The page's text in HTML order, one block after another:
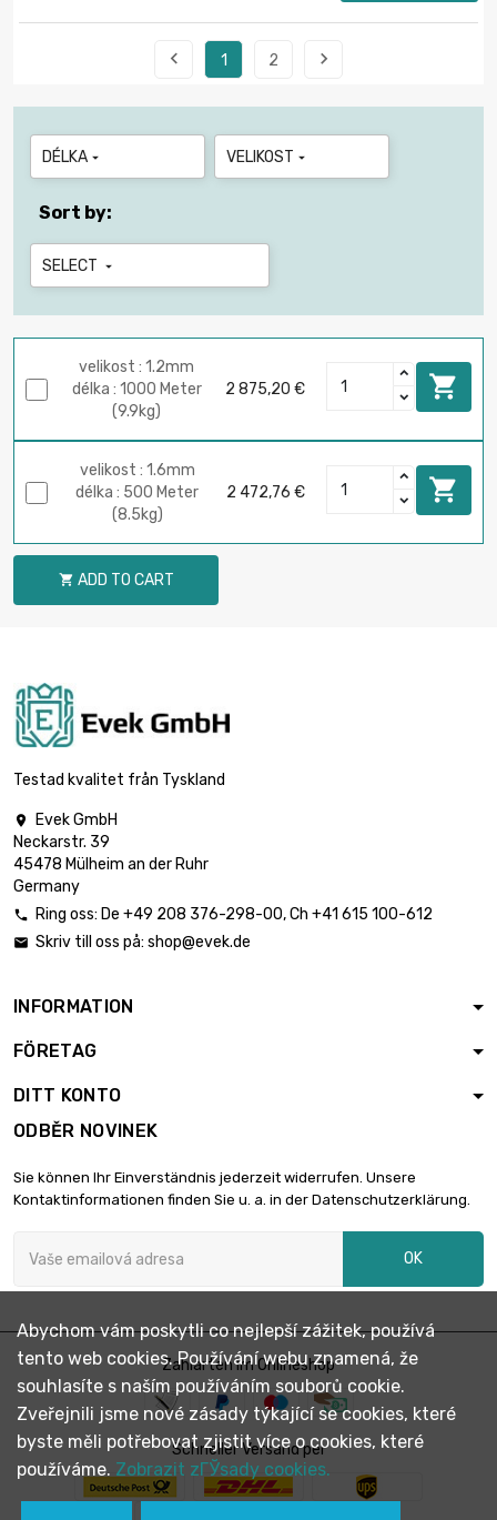
 1 2 
DÉLKA  VELIKOST 
Sort by:
SELECT 
velikost : 1.2mm
délka : 1000 Meter
(9.9kg)
2 875,20 € 
velikost : 1.6mm
délka : 500 Meter
(8.5kg)
2 472,76 € 
 ADD TO CART
Testad kvalitet från Tyskland

Evek GmbH
Neckarstr. 39
45478 Mülheim an der Ruhr
Germany
 Ring oss: De +49 208 376-298-00, Ch +41 615 100-612
 Skriv till oss på: shop@evek.de
INFORMATION
FÖRETAG
DITT KONTO
ODBĚR NOVINEK
Sie können Ihr Einverständnis jederzeit widerrufen. Unsere
Kontaktinformationen finden Sie u. a. in der Datenschutzerklärung.
OK
Zahlarten im Onlineshop
Schneller Versand per
Abychom vám poskytli co nejlepší zážitek, používá
tento web cookies. Používání webu znamená, že
souhlasíte s naším používáním souborů cookie.
Zveřejnili jsme nové zásady týkající se cookies, které
byste měli potřebovat zjistit více o cookies, které
používáme. Zobrazit zГЎsady cookies.